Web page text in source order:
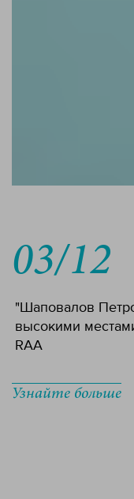
03/12
"Шаповалов
высокими
RAA
Узнайте больше